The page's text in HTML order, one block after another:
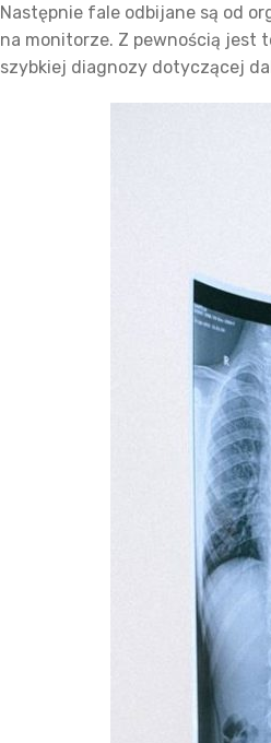
Następnie fale odbijane są od
na monitorze. Z pewnością jest
szybkiej diagnozy dotyczącej